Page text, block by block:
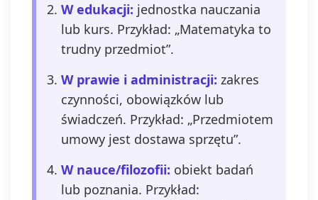
W edukacji: jednostka nauczania
lub kurs. Przykład: „Matematyka to
trudny przedmiot”.
W prawie i administracji: zakres
czynności, obowiązków lub
świadczeń. Przykład: „Przedmiotem
umowy jest dostawa sprzętu”.
W nauce/filozofii: obiekt badań
lub poznania. Przykład: